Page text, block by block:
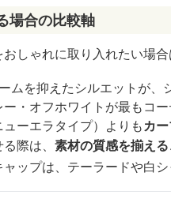
場合の比較軸
しゃれに取り入れたい場
ムを抑えたシルエットが、
ー・オフホワイトが最もコ
ューエラタイプ）よりもカ
際は、 素材の質感を揃える
ップは、テーラードや白